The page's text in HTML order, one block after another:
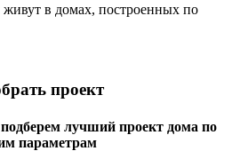
живут в домах, построенных по
проект
лучший проект дома по
параметрам